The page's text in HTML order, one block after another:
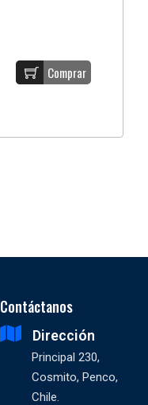
Comprar
Contáctanos
Dirección
Principal 230,
Cosmito, Penco,
Chile.